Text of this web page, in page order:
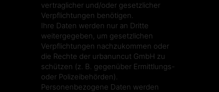
vertraglicher und/oder gesetzlicher
Verpflichtungen benötigen.
Ihre Daten werden nur an Dritte
weitergegeben, um gesetzlichen
Verpflichtungen nachzukommen oder
die Rechte der urbanuncut GmbH zu
schützen (z. B. gegenüber Ermittlungs-
oder Polizeibehörden).
Personenbezogene Daten werden